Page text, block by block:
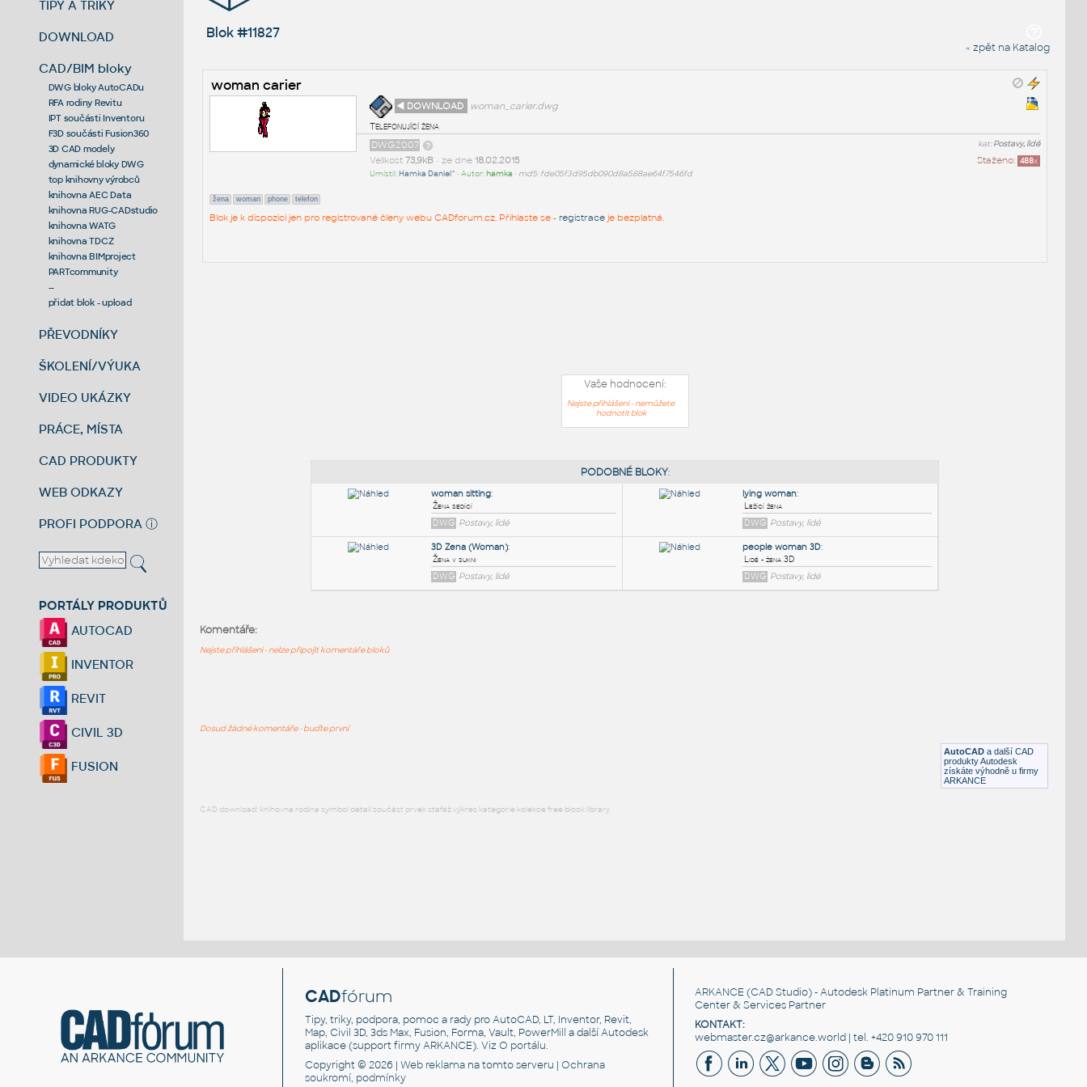
TIPY A TRIKY
DOWNLOAD
CAD/BIM bloky
DWG bloky AutoCADu
RFA rodiny Revitu
IPT součásti Inventoru
F3D součásti Fusion360
3D CAD modely
dynamické bloky DWG
top knihovny výrobců
knihovna AEC Data
knihovna RUG-CADstudio
knihovna WATG
knihovna TDCZ
knihovna BIMproject
PARTcommunity
--
přidat blok - upload
PŘEVODNÍKY
ŠKOLENÍ/VÝUKA
VIDEO UKÁZKY
PRÁCE, MÍSTA
CAD PRODUKTY
WEB ODKAZY
PROFI PODPORA ⓘ
PORTÁLY PRODUKTŮ
AUTOCAD
INVENTOR
REVIT
CIVIL 3D
FUSION
Blok #11827
« zpět na Katalog
woman carier
◄ DOWNLOAD
woman_carier.dwg
Telefonující žena
kat:Postavy, lidé
DWG2007
Staženo: 488x
Velikost 73,9kB• ze dne 18.02.2015
Umístil: Hamka Daniel^ • Autor: hamka • md5: fde05f3d95db090d8a588ae64f7546fd
žena woman phone telefon
Blok je k dispozici jen pro registrované členy webu CADforum.cz. Přihlaste se - registraceje bezplatná.
Vaše hodnocení:
Nejste přihlášeni - nemůžete
hodnotit blok
Postavy, lidé
AutoCAD a další CAD
produkty Autodesk
získáte výhodně u firmy
ARKANCE
Komentáře:
Nejste přihlášeni - nelze připojit komentáře bloků
Dosud žádné komentáře - buďte první
CAD download: knihovna rodina symbol detail součást prvek stafáž výkres kategorie kolekce free block library
CADfórum
Tipy, triky, podpora, pomoc a rady pro AutoCAD, LT, Inventor, Revit,
Map, Civil 3D, 3ds Max, Fusion, Forma, Vault, PowerMill a další Autodesk
aplikace (support firmy ARKANCE). VizO portálu.
Copyright © 2026 |Web reklama na tomto serveru |Ochrana
soukromí, podmínky
ARKANCE (CAD Studio) - Autodesk Platinum Partner & Training
Center & Services Partner
KONTAKT:
webmaster.cz@arkance.world | tel. +420 910 970 111